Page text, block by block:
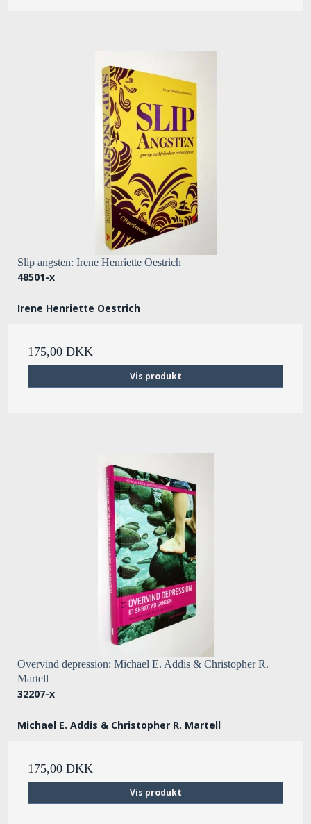
Slip angsten: Irene Henriette Oestrich
48501-x
Irene Henriette Oestrich
175,00 DKK
Vis produkt
Overvind depression: Michael E. Addis & Christopher R.
Martell
32207-x
Michael E. Addis & Christopher R. Martell
175,00 DKK
Vis produkt